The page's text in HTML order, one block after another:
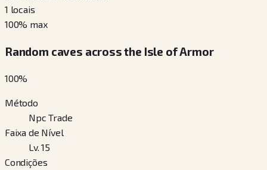
1 locais
100% max
Random caves across the Isle of Armor
100%
Método
Npc Trade
Faixa de Nível
Lv. 15
Condições